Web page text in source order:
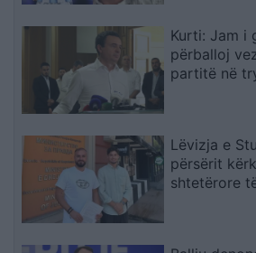
Kurti: Jam i
përballoj
partitë në
Lëvizja e
përsërit
shtetërore